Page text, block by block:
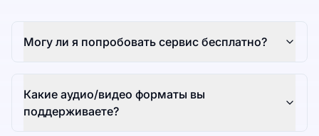
Могу ли я попробовать сервис бесплатно?
Какие аудио/видео форматы вы
поддерживаете?